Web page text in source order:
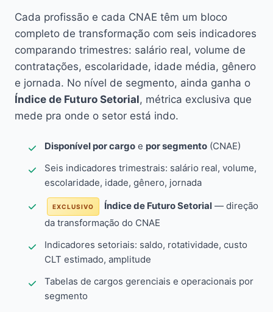
Cada profissão e cada CNAE têm um bloco
completo de transformação com seis indicadores
comparando trimestres: salário real, volume de
contratações, escolaridade, idade média, gênero
e jornada. No nível de segmento, ainda ganha o
Índice de Futuro Setorial, métrica exclusiva que
mede pra onde o setor está indo.
Disponível por cargo e por segmento (CNAE)
Seis indicadores trimestrais: salário real, volume,
escolaridade, idade, gênero, jornada
EXCLUSIVO Índice de Futuro Setorial — direção
da transformação do CNAE
Indicadores setoriais: saldo, rotatividade, custo
CLT estimado, amplitude
Tabelas de cargos gerenciais e operacionais por
segmento